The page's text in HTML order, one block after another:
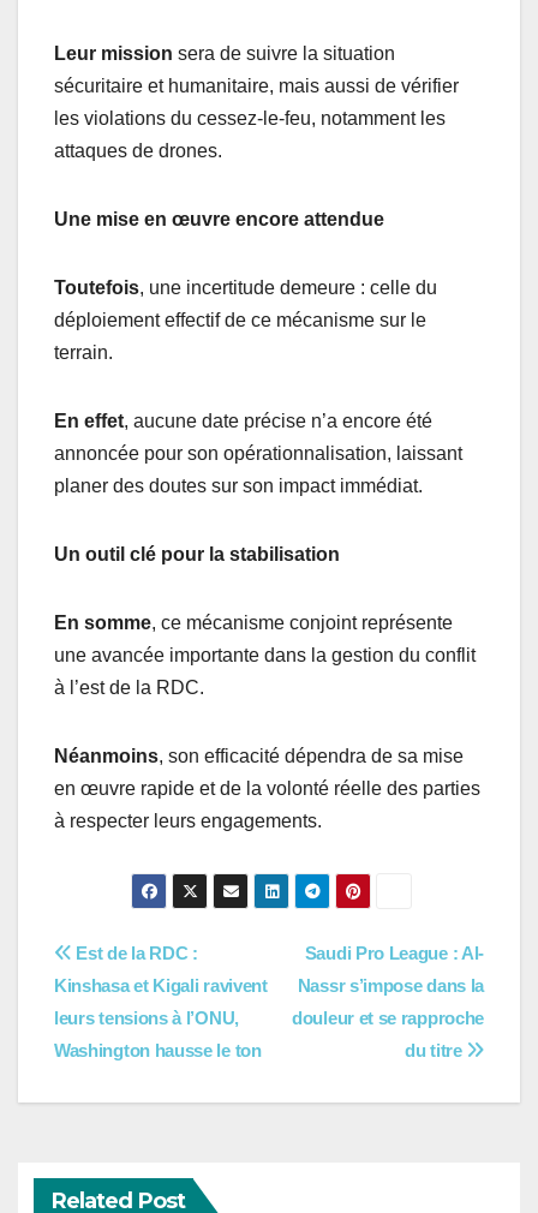
Leur mission sera de suivre la situation
sécuritaire et humanitaire, mais aussi de vérifier
les violations du cessez-le-feu, notamment les
attaques de drones.
Une mise en œuvre encore attendue
Toutefois, une incertitude demeure : celle du
déploiement effectif de ce mécanisme sur le
terrain.
En effet, aucune date précise n’a encore été
annoncée pour son opérationnalisation, laissant
planer des doutes sur son impact immédiat.
Un outil clé pour la stabilisation
En somme, ce mécanisme conjoint représente
une avancée importante dans la gestion du conflit
à l’est de la RDC.
Néanmoins, son efficacité dépendra de sa mise
en œuvre rapide et de la volonté réelle des parties
à respecter leurs engagements.
Navigation
de
l’article
Saudi Pro League : Al-
Nassr s’impose dans la
douleur et se rapproche
du titre
Est de la RDC :
Kinshasa et Kigali ravivent
leurs tensions à l’ONU,
Washington hausse le ton
Related Post